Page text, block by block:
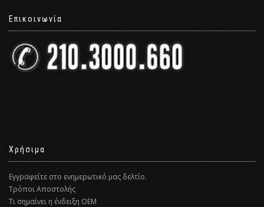
Επικοινωνία
Χρήσιμα
Εγγραφείτε στο ενημερωτικό μας δελτίο.
Τρόποι Αποστολής
Τι σημαίνει η ένδειξη ΟΕΜ